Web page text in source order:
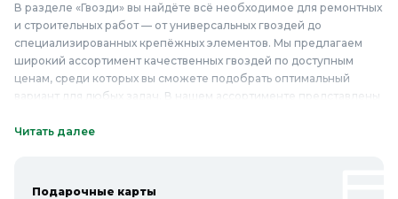
В разделе «Гвозди» вы найдёте всё необходимое для ремонтных
и строительных работ — от универсальных гвоздей до
специализированных крепёжных элементов. Мы предлагаем
широкий ассортимент качественных гвоздей по доступным
ценам, среди которых вы сможете подобрать оптимальный
вариант для любых задач. В нашем ассортименте представлены
высокопрочных материалов, таких как сталь. Качественные и
идеально подходят для монтажа деревянных элементов,
Читать далее
Подарочные карты